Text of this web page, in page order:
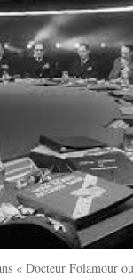
« Docteur Folamour